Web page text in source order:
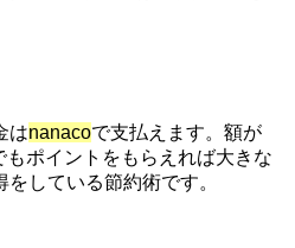
10000ptがもらえるキャンペーン！
ャルグループの株主限定！2万円
キャンペーン。7/31まで
ットボンヴォイにログインできな
更不可の原因はコレでした。
はnanacoで支払えます。額が
ポイントをもらえれば大きな
している節約術です。